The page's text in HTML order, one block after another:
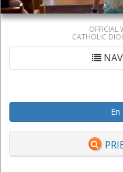
OFFICIAL
CATHOLIC
En